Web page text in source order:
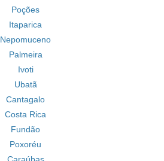
Poções
Itaparica
Nepomuceno
Palmeira
Ivoti
Ubatã
Cantagalo
Costa Rica
Fundão
Poxoréu